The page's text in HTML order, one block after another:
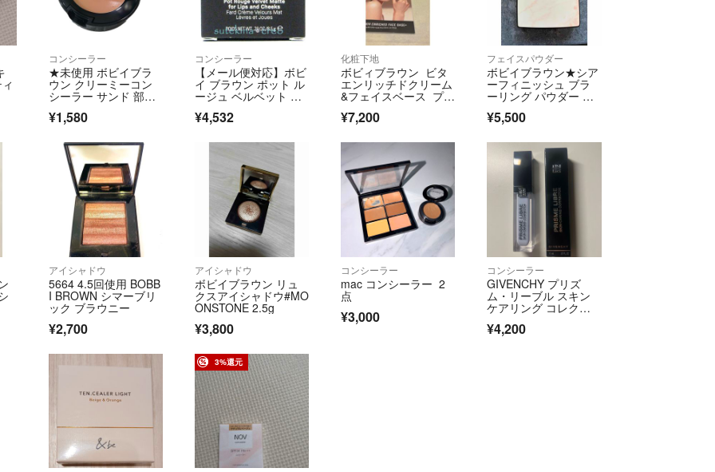
コンシーラー
★未使用 ボビイブラ
ウン クリーミーコン
シーラー サンド 部分
¥1,580
コンシーラー
【メール便対応】ボビ
イ ブラウン ポット ル
ージュ ベルベット マ
g
¥4,532
化粧下地
ボビィブラウン ビタ
エンリッチドクリーム
&フェイスベース プラ
¥7,200
フェイスパウダー
ボビイブラウン★シア
ーフィニッシュ ブラ
ーリング パウダー パ
¥5,500
アイシャドウ
5664 4.5回使用 BOBB
I BROWN シマーブリ
ック ブラウニー
¥2,700
アイシャドウ
ボビイブラウン リュ
クスアイシャドウ#MO
ONSTONE 2.5g
¥3,800
コンシーラー
mac コンシーラー 2
点
¥3,000
コンシーラー
GIVENCHY プリズ
ム・リーブル スキン
ケアリング コレクタ
ー ブルー
¥4,200
3%還元